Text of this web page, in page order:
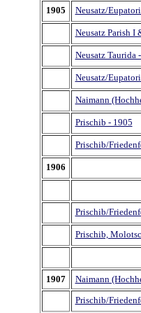
1905 Neusatz/
Neusatz Parish I
Neusatz Taurida
Neusatz/
Naimann
Prischib - 1905
Prischib/
1906
Prischib/
Prischib,
1907 Naimann
Prischib/